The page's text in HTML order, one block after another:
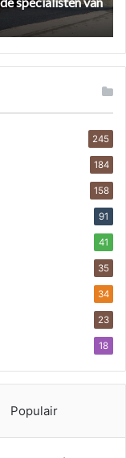
245
184
158
91
41
35
34
23
18
Populair